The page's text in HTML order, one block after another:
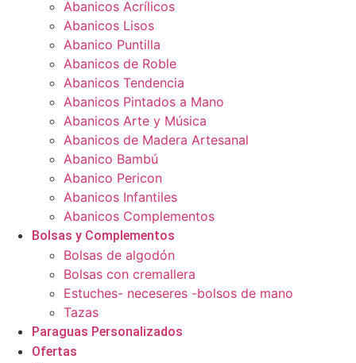
Abanicos Acrílicos
Abanicos Lisos
Abanico Puntilla
Abanicos de Roble
Abanicos Tendencia
Abanicos Pintados a Mano
Abanicos Arte y Música
Abanicos de Madera Artesanal
Abanico Bambú
Abanico Pericon
Abanicos Infantiles
Abanicos Complementos
Bolsas y Complementos
Bolsas de algodón
Bolsas con cremallera
Estuches- neceseres -bolsos de mano
Tazas
Paraguas Personalizados
Ofertas